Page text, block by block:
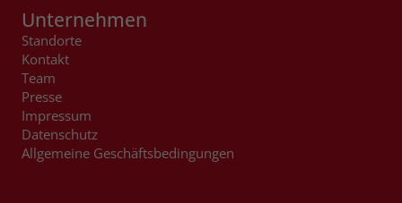
Unternehmen
Standorte
Kontakt
Team
Presse
Impressum
Datenschutz
Allgemeine Geschäftsbedingungen